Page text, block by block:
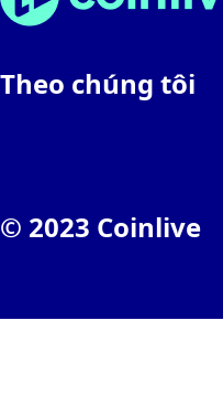
Theo chúng tôi
© 2023 Coinlive